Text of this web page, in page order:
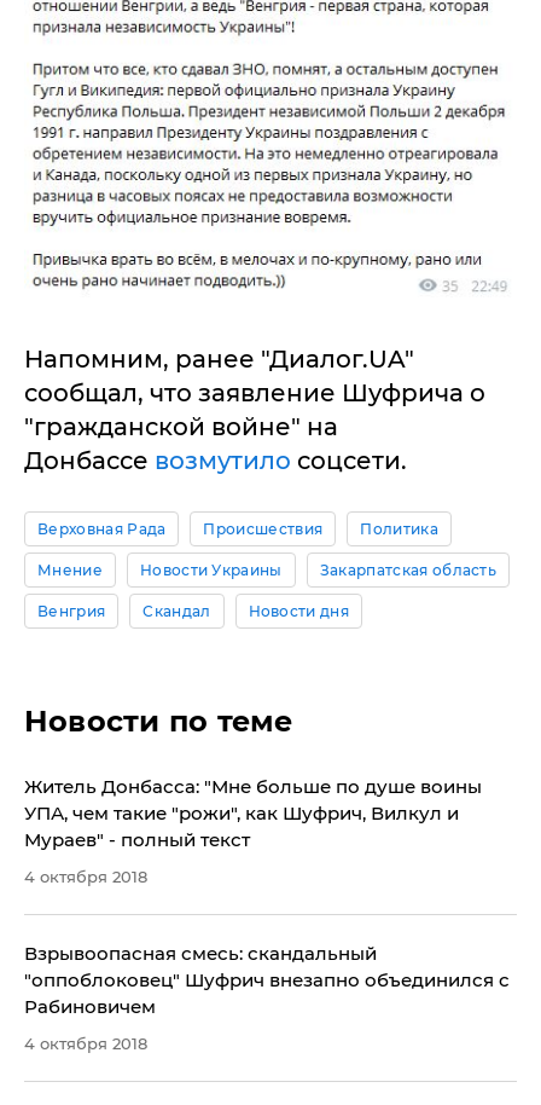
Напомним, ранее "Диалог.UA"
сообщал, что заявление Шуфрича о
"гражданской войне" на
Донбассе возмутило соцсети.
Верховная Рада Происшествия Политика
Мнение Новости Украины Закарпатская область
Венгрия Скандал Новости дня
Новости по теме
Житель Донбасса: "Мне больше по душе воины
УПА, чем такие "рожи", как Шуфрич, Вилкул и
Мураев" - полный текст
4 октября 2018
​Взрывоопасная смесь: скандальный
"оппоблоковец" Шуфрич внезапно объединился с
Рабиновичем
4 октября 2018